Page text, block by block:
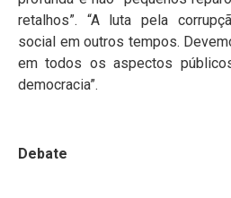
retalhos”. “A luta pela
social em outros tempos.
em todos os aspectos
democracia”.
Debate